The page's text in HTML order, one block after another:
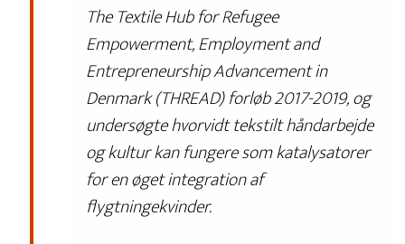
The Textile Hub for Refugee
Empowerment, Employment and
Entrepreneurship Advancement in
Denmark (THREAD) forløb 2017-2019, og
undersøgte hvorvidt tekstilt håndarbejde
og kultur kan fungere som katalysatorer
for en øget integration af
flygtningekvinder.